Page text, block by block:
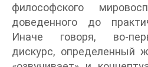
философского
доведенного до
Иначе говоря, во-
дискурс, определенный